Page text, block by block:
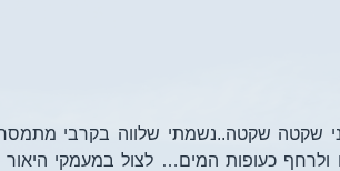
שקטה שקטה..נשמתי שלווה בקרבי
ולרחף כעופות המים… לצול במעמקי היאור